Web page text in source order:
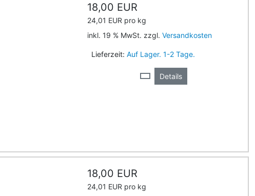
18,00 EUR
24,01 EUR pro kg
inkl. 19 % MwSt. zzgl. Versandkosten
Lieferzeit: Auf Lager. 1-2 Tage.
Details
18,00 EUR
24,01 EUR pro kg